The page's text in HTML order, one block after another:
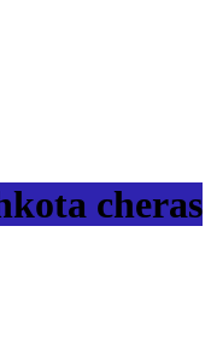
cheras